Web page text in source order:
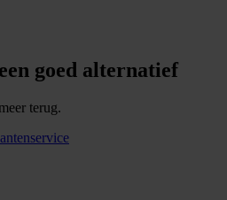
goed alternatief
terug.